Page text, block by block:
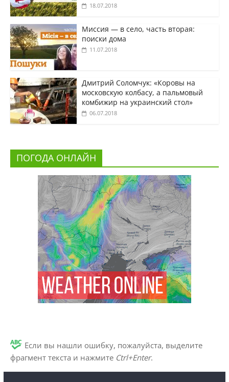
18.07.2018
Миссия — в село, часть вторая:
поиски дома
11.07.2018
Дмитрий Соломчук: «Коровы на
московскую колбасу, а пальмовый
комбижир на украинский стол»
06.07.2018
ПОГОДА ОНЛАЙН
Если вы нашли ошибку, пожалуйста, выделите
фрагмент текста и нажмите Ctrl+Enter.